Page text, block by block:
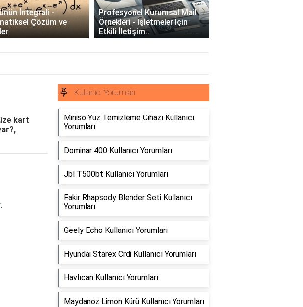
İntegrali -
Çözüm ve
Profesyonel Kurumsal Mail
Örnekleri - İşletmeler İçin
Etkili İletişim..
›
kart
Kullanıcı Yorumları
Miniso Yüz Temizleme Cihazı Kullanıcı
Yorumları
Dominar 400 Kullanıcı Yorumları
Jbl T500bt Kullanıcı Yorumları
Fakir Rhapsody Blender Seti Kullanıcı
Yorumları
Geely Echo Kullanıcı Yorumları
Hyundai Starex Crdi Kullanıcı Yorumları
Havlıcan Kullanıcı Yorumları
Maydanoz Limon Kürü Kullanıcı Yorumları